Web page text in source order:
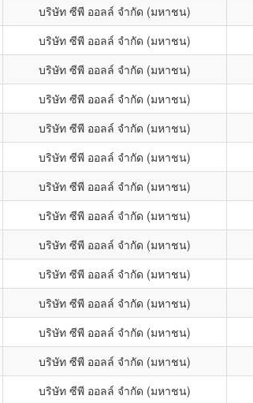
บริษัท ซีพี ออลล์ จำกัด (มหาชน)
บริษัท ซีพี ออลล์ จำกัด (มหาชน)
บริษัท ซีพี ออลล์ จำกัด (มหาชน)
บริษัท ซีพี ออลล์ จำกัด (มหาชน)
บริษัท ซีพี ออลล์ จำกัด (มหาชน)
บริษัท ซีพี ออลล์ จำกัด (มหาชน)
บริษัท ซีพี ออลล์ จำกัด (มหาชน)
บริษัท ซีพี ออลล์ จำกัด (มหาชน)
บริษัท ซีพี ออลล์ จำกัด (มหาชน)
บริษัท ซีพี ออลล์ จำกัด (มหาชน)
บริษัท ซีพี ออลล์ จำกัด (มหาชน)
บริษัท ซีพี ออลล์ จำกัด (มหาชน)
บริษัท ซีพี ออลล์ จำกัด (มหาชน)
บริษัท ซีพี ออลล์ จำกัด (มหาชน)